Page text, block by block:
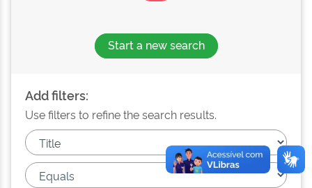
Start a new search
Add filters:
Use filters to refine the search results.